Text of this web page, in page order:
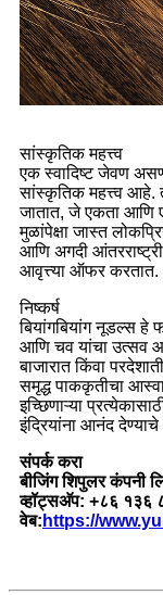
सांस्कृतिक महत्त्व
एक स्वादिष्ट जेवण
सांस्कृतिक महत्त्व
जातात, जे एकता आणि
मुळांपेक्षा जास्त
आणि अगदी
आवृत्त्या ऑफर करतात.
निष्कर्ष
बियांगबियांग नूडल्स हे
आणि चव यांचा उत्सव
बाजारात किंवा
समृद्ध पाककृतीचा
इच्छिणाऱ्या
इंद्रियांना आनंद
संपर्क करा
बीजिंग शिपुलर कंपनी
व्हॉट्सअ‍ॅप: +८६ १३६
वेब: https://